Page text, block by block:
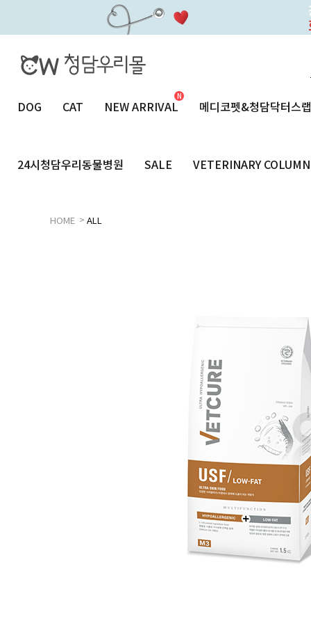
DOG CAT NEW ARRIVAL 메디코펫&청담닥터스랩
24시청담우리동물병원 SALE VETERINARY COLUMN
HOME > ALL